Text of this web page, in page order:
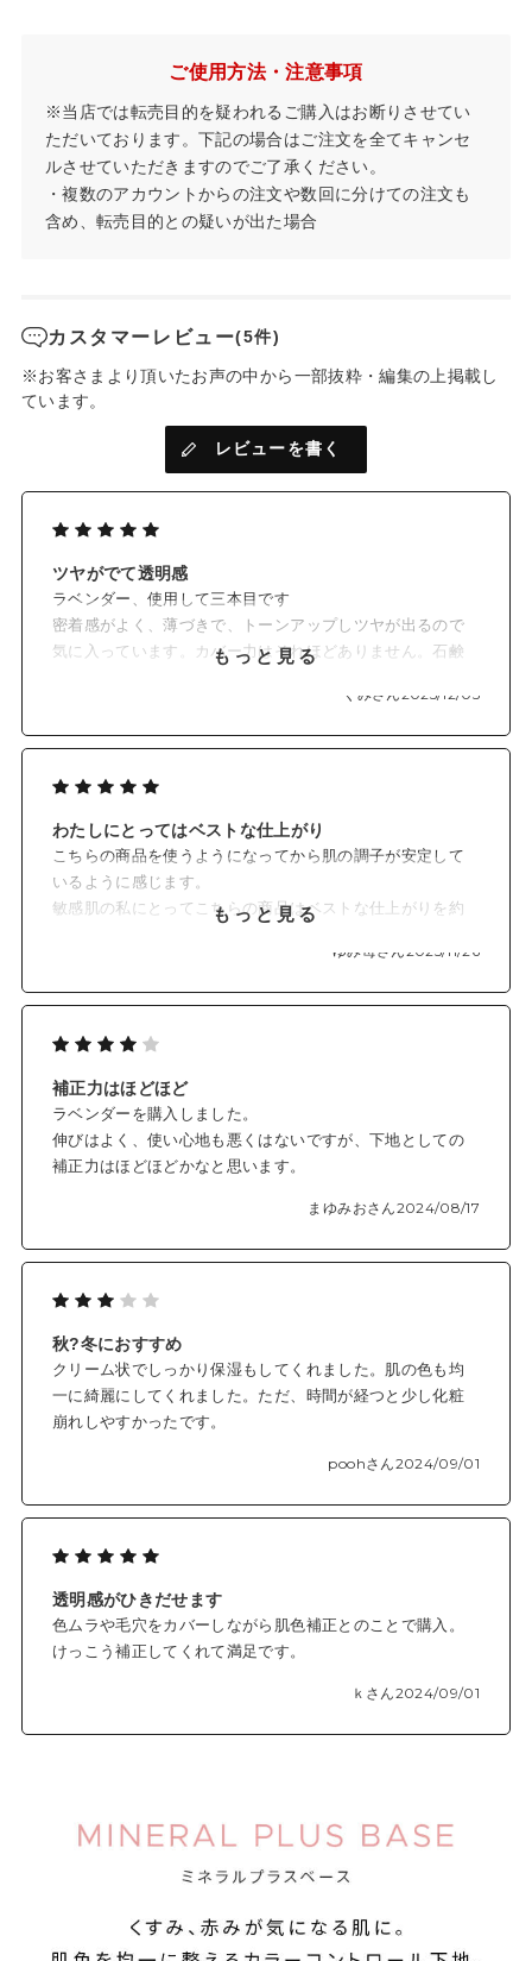
ご使用方法・注意事項
※当店では転売目的を疑われるご購入はお断りさせてい
ただいております。下記の場合はご注文を全てキャンセ
ルさせていただきますのでご了承ください。
・複数のアカウントからの注文や数回に分けての注文も
含め、転売目的との疑いが出た場合
カスタマーレビュー(5件)
※お客さまより頂いたお声の中から一部抜粋・編集の上掲載し
ています。
レビューを書く
ツヤがでて透明感
ラベンダー、使用して三本目です
密着感がよく、薄づきで、トーンアップしツヤが出るので
気に入っています。カバー力はそれほどありません。石鹸
もっと見る
くみさん 2025/12/05
わたしにとってはベストな仕上がり
こちらの商品を使うようになってから肌の調子が安定して
いるように感じます。
敏感肌の私にとってこちらの商品はベストな仕上がりを約
肌の不調で赤みを帯びた状態の時には部分使いでイエロー
もっと見る
ゆみ苺さん2025/11/26
補正力はほどほど
ラベンダーを購入しました。
伸びはよく、使い心地も悪くはないですが、下地としての
補正力はほどほどかなと思います。
まゆみおさん2024/08/17
秋?冬におすすめ
クリーム状でしっかり保湿もしてくれました。肌の色も均
一に綺麗にしてくれました。ただ、時間が経つと少し化粧
崩れしやすかったです。
poohさん2024/09/01
透明感がひきだせます
色ムラや毛穴をカバーしながら肌色補正とのことで購入。
けっこう補正してくれて満足です。
ｋさん2024/09/01